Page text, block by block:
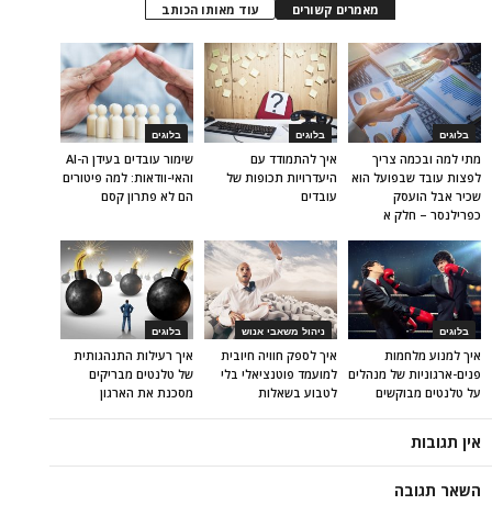
מאמרים קשורים עוד מאותו הכותב
בלוגים
שימור עובדים בעידן ה-AI
והאי-וודאות: למה פיטורים
הם לא פתרון קסם
בלוגים
איך להתמודד עם
היעדרויות תכופות של
עובדים
בלוגים
מתי למה ובכמה צריך
לפצות עובד שבפועל הוא
שכיר אבל הועסק
כפרילנסר – חלק א
בלוגים
איך רעילות התנהגותית
של טלנטים מבריקים
מסכנת את הארגון
ניהול משאבי אנוש
איך לספק חוויה חיובית
למועמד פוטנציאלי בלי
לטבוע בשאלות
בלוגים
איך למנוע מלחמות
פנים-ארגוניות של מנהלים
על טלנטים מבוקשים
אין תגובות
השאר תגובה